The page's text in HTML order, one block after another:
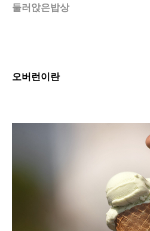
둘러앉은밥상
오버런이란